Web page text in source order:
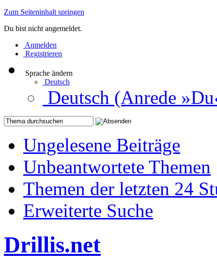
Zum Seiteninhalt springen
Du bist nicht angemeldet.
Anmelden
Registrieren
Sprache ändern
Deutsch
Deutsch (Anrede
Ungelesene Beiträge
Unbeantwortete Themen
Themen der letzten 24
Erweiterte Suche
Drillis.net